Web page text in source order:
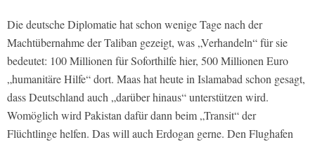
Die deutsche Diplomatie hat schon wenige Tage nach der
Machtübernahme der Taliban gezeigt, was „Verhandeln“ für sie
bedeutet: 100 Millionen für Soforthilfe hier, 500 Millionen Euro
„humanitäre Hilfe“ dort. Maas hat heute in Islamabad schon gesagt,
dass Deutschland auch „darüber hinaus“ unterstützen wird.
Womöglich wird Pakistan dafür dann beim „Transit“ der
Flüchtlinge helfen. Das will auch Erdogan gerne. Den Flughafen